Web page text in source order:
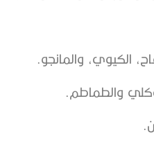
الكيوي، والمانجو.
والطماطم.